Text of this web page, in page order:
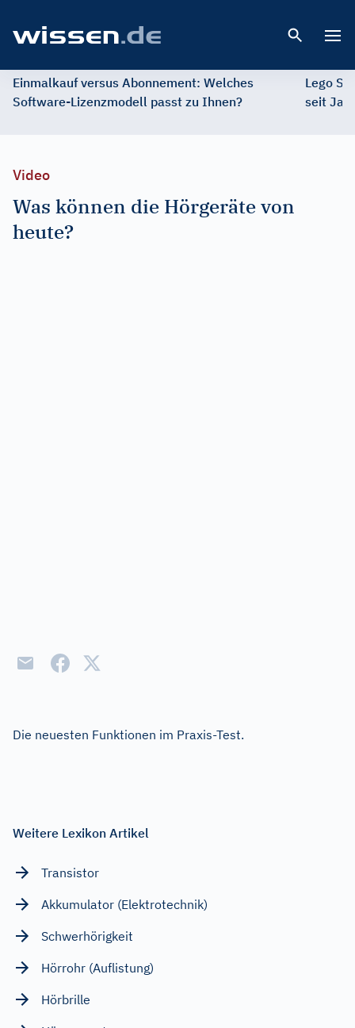
Einmalkauf versus Abonnement: Welches
Software-Lizenzmodell passt zu Ihnen?
Lego
seit
Video
Was können die Hörgeräte von
heute?
Die neuesten Funktionen im Praxis-Test.
Weitere Lexikon Artikel
Transistor
Akkumulator (Elektrotechnik)
Schwerhörigkeit
Hörrohr (Auflistung)
Hörbrille